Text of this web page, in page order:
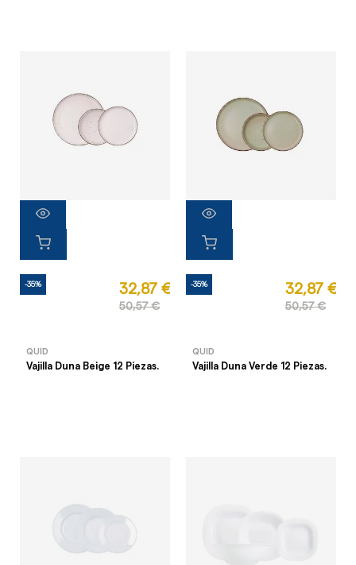
-35% 32,87 €
50,57 €
QUID
Vajilla Duna Beige 12 Piezas.
-35% 32,87 €
50,57 €
QUID
Vajilla Duna Verde 12 Piezas.